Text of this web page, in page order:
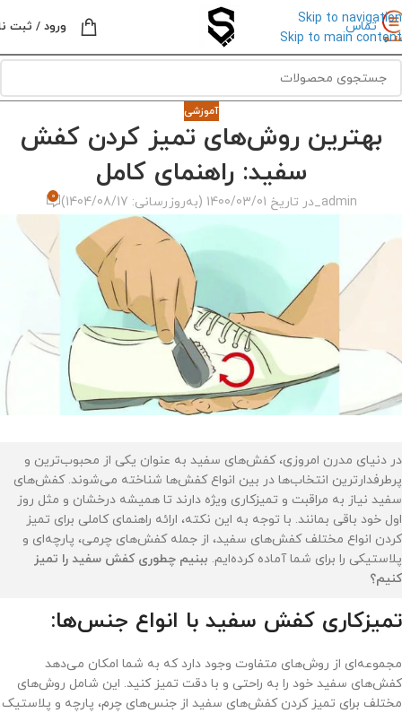
Skip to navigation
Skip to main content
تماس ورود / ثبت
آموزشی
بهترین روش‌های تمیز کردن کفش
سفید: راهنمای کامل
admin_ در تاریخ 1400/03/01 (به‌روزرسانی: 1404/08/17) 0
در دنیای مدرن امروزی، کفش‌های سفید به عنوان یکی از محبوب‌ترین و
پرطرفدارترین انتخاب‌ها در بین انواع کفش‌ها شناخته می‌شوند. کفش‌های
سفید نیاز به مراقبت و تمیزکاری ویژه دارند تا همیشه درخشان و مثل روز
اول خود باقی بمانند. با توجه به این نکته، ارائه راهنمای کاملی برای تمیز
کردن انواع مختلف کفش‌های سفید، از جمله کفش‌های چرمی، پارچه‌ای و
پلاستیکی را برای شما آماده کرده‌ایم. ببنیم چطوری کفش سفید را تمیز
کنیم؟
تمیزکاری کفش سفید با انواع جنس‌ها:
مجموعه‌ای از روش‌های متفاوت وجود دارد که به شما امکان می‌دهد
کفش‌های سفید خود را به راحتی و با دقت تمیز کنید. این شامل روش‌های
مختلف برای تمیز کردن کفش‌های سفید از جنس‌های چرم، پارچه و پلاستیک